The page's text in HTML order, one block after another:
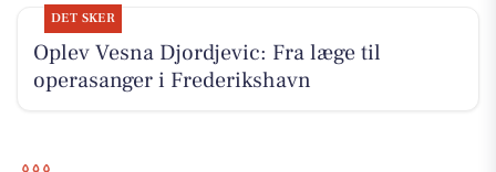
DET SKER
Oplev Vesna Djordjevic: Fra læge til
operasanger i Frederikshavn